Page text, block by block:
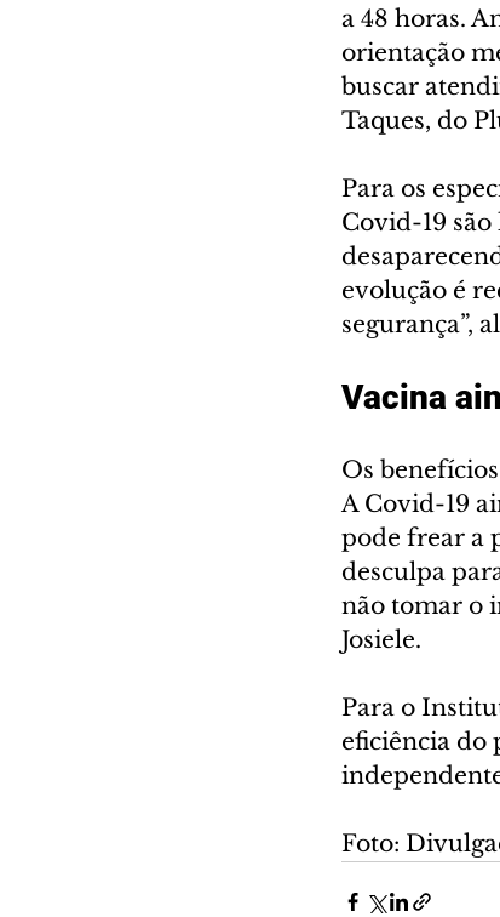
a 48 horas.
orientação
buscar
Taques, do
Para os
Covid-19
evolução é
segurança”,
Vacina
Os
A Covid-19
pode frear a
desculpa
não tomar o
Josiele.
Para o
eficiência do
Foto: